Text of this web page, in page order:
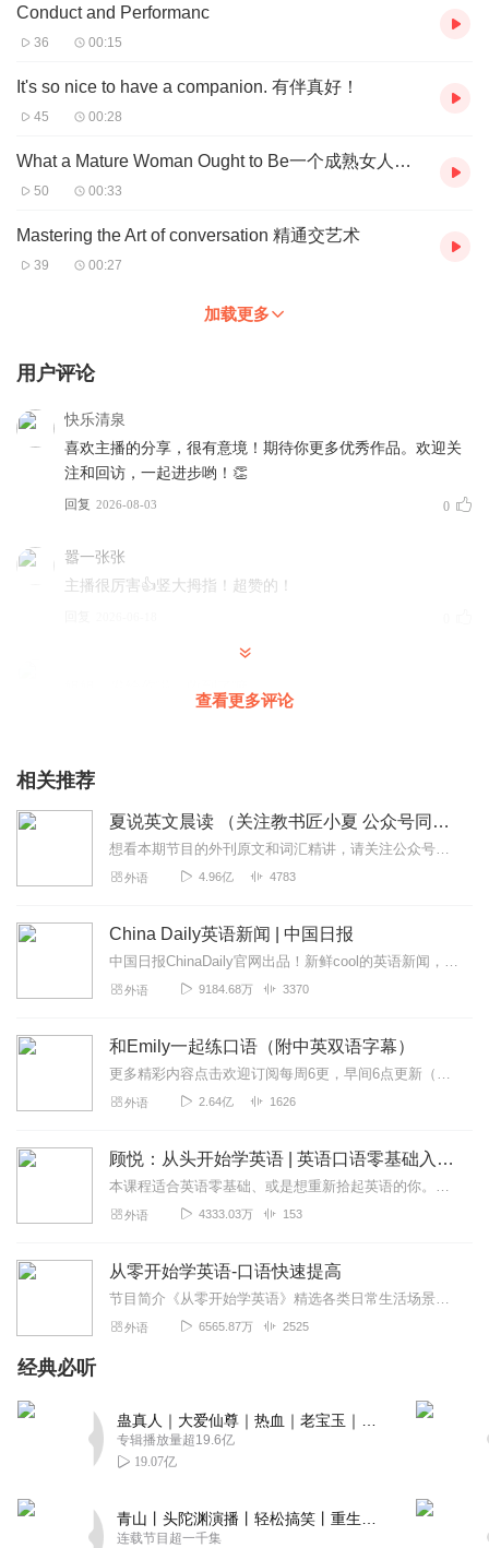
Conduct and Performanc
36 00:15
It's so nice to have a companion. 有伴真好！
45 00:28
What a Mature Woman Ought to Be一个成熟女人该有
50 00:33
Mastering the Art of conversation 精通交艺术
39 00:27
加载更多
用户评论
快乐清泉
喜欢主播的分享，很有意境！期待你更多优秀作品。欢迎关
注和回访，一起进步哟！👏
回复 2026-08-03 0
嚣一张张
主播很厉害👍竖大拇指！超赞的！
不惑的80后
2026-06-01
晴夏天空
2026-05-11
查看更多评论
相关推荐
夏说英文晨读 （关注教书匠小夏 公众号同步更新）
想看本期节目的外刊原文和词汇精讲，请关注公众号【教书匠小夏】了解更多详情，可关注【友邻优课】公众号夏鹏老师，中国最大的微信端英语学习品牌“友邻优课”创始人，其首...
外语 4.96亿 4783
China Daily英语新闻 | 中国日报
中国日报ChinaDaily官网出品！新鲜cool的英语新闻，超级native的英文播报，附双语文稿。每周一到周五早7:00准时更新，关注+订阅+10字评论！...
外语 9184.68万 3370
和Emily一起练口语（附中英双语字幕）
更多精彩内容点击欢迎订阅每周6更，早间6点更新（记得起床收听哦~）节目亮点练习英语口语最要注意循序渐进，那些简单生活口语，往往最实用。1.每日精选高频率实用句...
外语 2.64亿 1626
顾悦：从头开始学英语 | 英语口语零基础入门必备
本课程适合英语零基础、或是想重新拾起英语的你。大多数人学不好英语，是因为方法不得当。本课程基于“二语习得”理论，用一套精心设计的科学方法，带你系统学好英语。课程...
外语 4333.03万 153
从零开始学英语-口语快速提高
节目简介《从零开始学英语》精选各类日常生活场景，以“情景浸入式”教学为法，带领大家学会最基础且最实用的英语会话技巧。不需要反复背诵词汇句式，通过情境模拟学习，更...
外语 6565.87万 2525
经典必听
专辑播放量超19.6亿
19.07亿
连载节目超一千集